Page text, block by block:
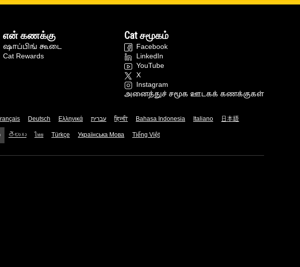
என் கணக்கு
ஷாப்பிங் கூடை
Cat Rewards
Cat சமூகம்
Facebook
LinkedIn
YouTube
X
Instagram
அனைத்துச் சமூக ஊடகக் கணக்குகள்
Deutsch Ελληνικά עברית हिन्दी Bahasa Indonesia Italiano 日本語
తెలుగు ไทย Türkçe Українська Мова Tiếng Việt